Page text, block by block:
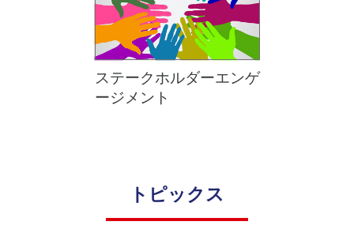
ステークホルダーエンゲ
ージメント
トピックス